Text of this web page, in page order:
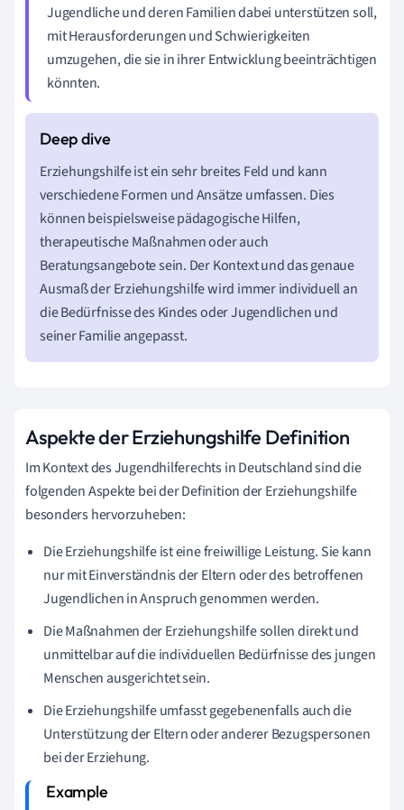
Jugendliche und deren Familien dabei unterstützen soll,
mit Herausforderungen und Schwierigkeiten
umzugehen, die sie in ihrer Entwicklung beeinträchtigen
könnten.
Erziehungshilfe ist ein sehr breites Feld und kann
verschiedene Formen und Ansätze umfassen. Dies
können beispielsweise pädagogische Hilfen,
therapeutische Maßnahmen oder auch
Beratungsangebote sein. Der Kontext und das genaue
Ausmaß der Erziehungshilfe wird immer individuell an
die Bedürfnisse des Kindes oder Jugendlichen und
seiner Familie angepasst.
Aspekte der Erziehungshilfe Definition
Im Kontext des Jugendhilferechts in Deutschland sind die
folgenden Aspekte bei der Definition der Erziehungshilfe
besonders hervorzuheben:
Die Erziehungshilfe ist eine freiwillige Leistung. Sie kann
nur mit Einverständnis der Eltern oder des betroffenen
Jugendlichen in Anspruch genommen werden.
Die Maßnahmen der Erziehungshilfe sollen direkt und
unmittelbar auf die individuellen Bedürfnisse des jungen
Menschen ausgerichtet sein.
Die Erziehungshilfe umfasst gegebenenfalls auch die
Unterstützung der Eltern oder anderer Bezugspersonen
bei der Erziehung.